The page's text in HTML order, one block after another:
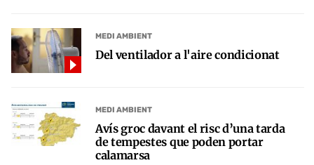
MEDI AMBIENT
Del ventilador a l'aire condicionat
MEDI AMBIENT
Avís groc davant el risc d’una tarda
de tempestes que poden portar
calamarsa